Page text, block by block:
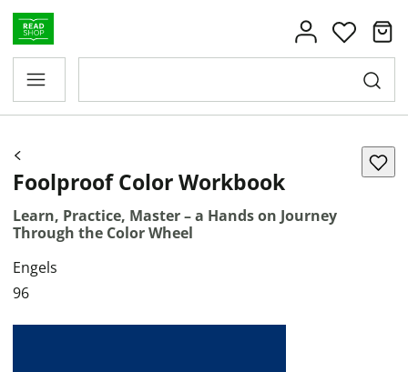
Foolproof Color Workbook
Learn, Practice, Master – a Hands on Journey
Through the Color Wheel
Engels
96